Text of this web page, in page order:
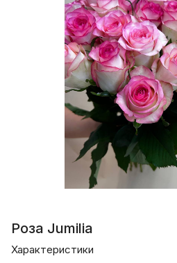
Роза Jumilia
Характеристики